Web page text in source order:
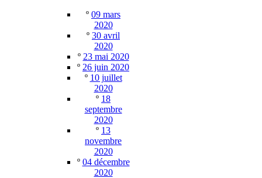
º 09 mars
2020
º 30 avril
2020
º 23 mai 2020
º 26 juin 2020
º 10 juillet
2020
º 18
septembre
2020
º 13
novembre
2020
º 04 décembre
2020